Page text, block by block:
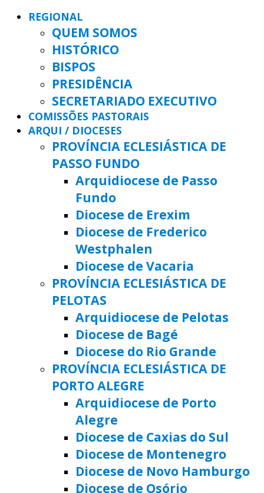
REGIONAL
QUEM SOMOS
HISTÓRICO
BISPOS
PRESIDÊNCIA
SECRETARIADO EXECUTIVO
COMISSÕES PASTORAIS
ARQUI / DIOCESES
PROVÍNCIA ECLESIÁSTICA DE
PASSO FUNDO
Arquidiocese de Passo
Fundo
Diocese de Erexim
Diocese de Frederico
Westphalen
Diocese de Vacaria
PROVÍNCIA ECLESIÁSTICA DE
PELOTAS
Arquidiocese de Pelotas
Diocese de Bagé
Diocese do Rio Grande
PROVÍNCIA ECLESIÁSTICA DE
PORTO ALEGRE
Arquidiocese de Porto
Alegre
Diocese de Caxias do Sul
Diocese de Montenegro
Diocese de Novo Hamburgo
Diocese de Osório